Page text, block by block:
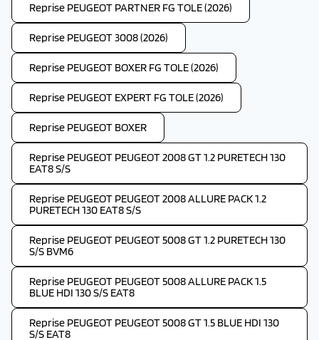
Reprise PEUGEOT PARTNER FG TOLE (2026)
Reprise PEUGEOT 3008 (2026)
Reprise PEUGEOT BOXER FG TOLE (2026)
Reprise PEUGEOT EXPERT FG TOLE (2026)
Reprise PEUGEOT BOXER
Reprise PEUGEOT PEUGEOT 2008 GT 1.2 PURETECH 130
EAT8 S/S
Reprise PEUGEOT PEUGEOT 2008 ALLURE PACK 1.2
PURETECH 130 EAT8 S/S
Reprise PEUGEOT PEUGEOT 5008 GT 1.2 PURETECH 130
S/S BVM6
Reprise PEUGEOT PEUGEOT 5008 ALLURE PACK 1.5
BLUE HDI 130 S/S EAT8
Reprise PEUGEOT PEUGEOT 5008 GT 1.5 BLUE HDI 130
S/S EAT8